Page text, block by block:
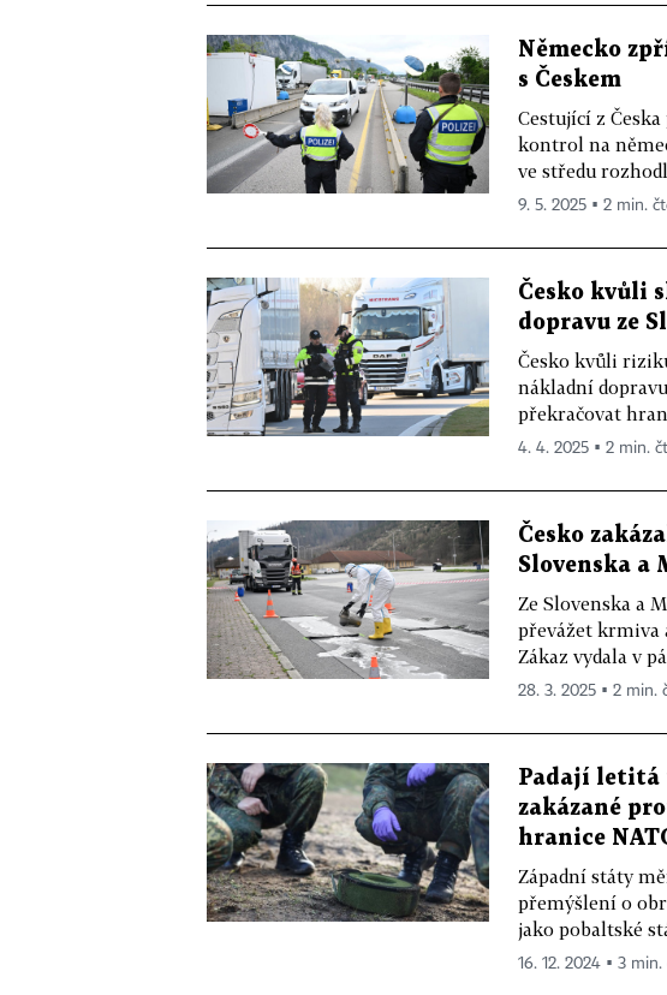
Německo
s Českem
Cestující z
kontrol na
ve středu
9. 5. 2025 ▪ 2 min.
Česko kvůli
dopravu ze
Česko kvůli
nákladní
překračovat
4. 4. 2025 ▪ 2 min.
Česko
Slovenska a
Ze Slovenska a
převážet krmiva
Zákaz vydala v
28. 3. 2025 ▪ 2 min.
Padají letitá
zakázané
hranice
Západní státy
přemýšlení o
jako pobaltské
16. 12. 2024 ▪ 3